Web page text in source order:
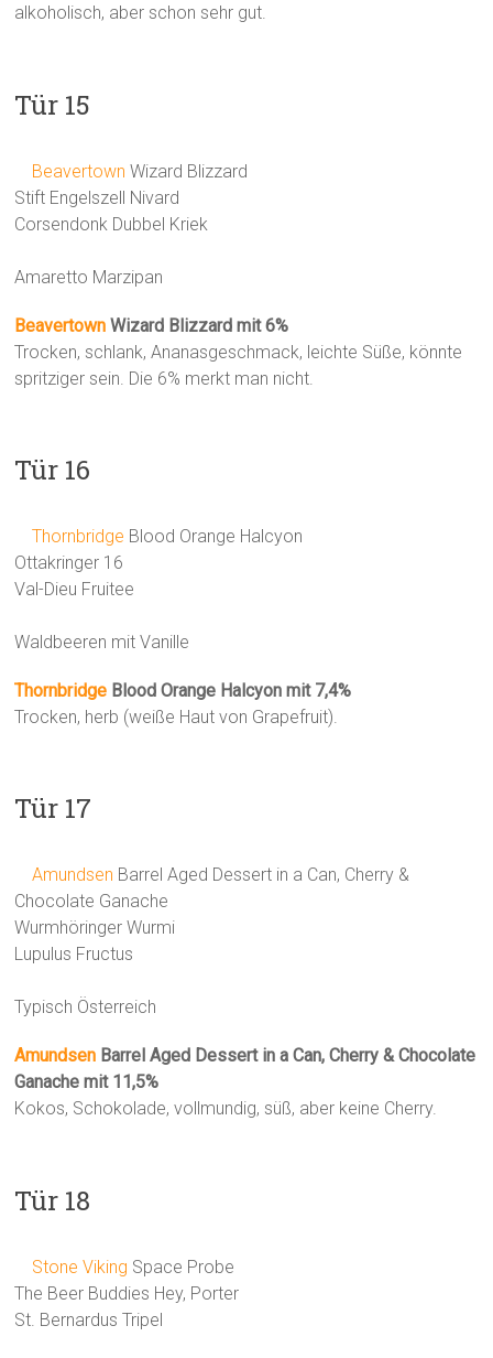
alkoholisch, aber schon sehr gut.
Tür 15
Beavertown Wizard Blizzard
Stift Engelszell Nivard
Corsendonk Dubbel Kriek
Amaretto Marzipan
Beavertown Wizard Blizzard mit 6%
Trocken, schlank, Ananasgeschmack, leichte Süße, könnte
spritziger sein. Die 6% merkt man nicht.
Tür 16
Thornbridge Blood Orange Halcyon
Ottakringer 16
Val-Dieu Fruitee
Waldbeeren mit Vanille
Thornbridge Blood Orange Halcyon mit 7,4%
Trocken, herb (weiße Haut von Grapefruit).
Tür 17
Amundsen Barrel Aged Dessert in a Can, Cherry &
Chocolate Ganache
Wurmhöringer Wurmi
Lupulus Fructus
Typisch Österreich
Amundsen Barrel Aged Dessert in a Can, Cherry & Chocolate
Ganache mit 11,5%
Kokos, Schokolade, vollmundig, süß, aber keine Cherry.
Tür 18
Stone Viking Space Probe
The Beer Buddies Hey, Porter
St. Bernardus Tripel